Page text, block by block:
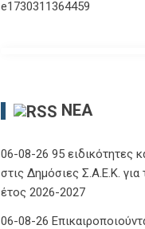
ΝΈΑ
06-08-26 95 ειδικότητες
στις Δημόσιες Σ.Α.Ε.Κ. για
έτος 2026-2027
06-08-26